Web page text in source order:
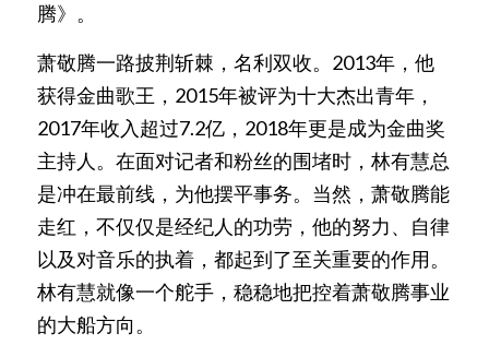
腾》。
萧敬腾一路披荆斩棘，名利双收。2013年，他
获得金曲歌王，2015年被评为十大杰出青年，
2017年收入超过7.2亿，2018年更是成为金曲奖
主持人。在面对记者和粉丝的围堵时，林有慧总
是冲在最前线，为他摆平事务。当然，萧敬腾能
走红，不仅仅是经纪人的功劳，他的努力、自律
以及对音乐的执着，都起到了至关重要的作用。
林有慧就像一个舵手，稳稳地把控着萧敬腾事业
的大船方向。